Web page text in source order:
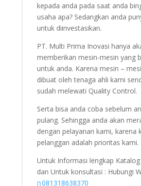
kepada anda pada saat anda
usaha apa? Sedangkan anda
untuk diinvestasikan.
PT. Multi Prima Inovasi hanya
memberikan mesin-mesin yang
untuk anda. Karena mesin –
dibuat oleh tenaga ahli kami
sudah melewati Quality Control.
Serta bisa anda coba sebelum
pulang. Sehingga anda akan
dengan pelayanan kami, karena
pelanggan adalah prioritas kami.
Untuk Informasi lengkap
dan Untuk konsultasi : Hubungi
081318638370